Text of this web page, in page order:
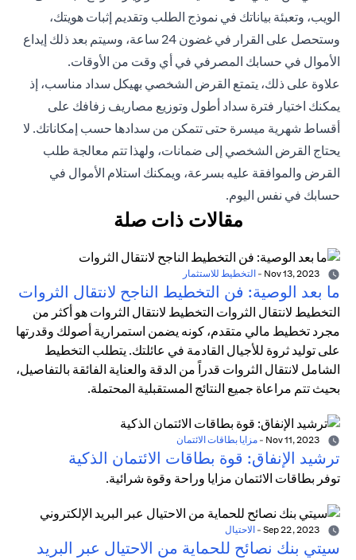
الويب، وتعبئة بياناتك في نموذج الطلب وتقديم إثبات هويتك،
وستحصل على القرار في غضون 24 ساعة، وسيتم بعد ذلك إيداع
الأموال في حسابك المصرفي في أي وقت من الأوقات.
علاوة على ذلك، يتمتع القرض الشخصي بهيكل سداد مناسب، إذ
يمكنك اختيار فترة سداد أطول وتوزيع مصاريف زفافك على
أقساط شهرية ميسرة حتى تتمكن من سدادها حسب إمكاناتك. لا
يحتاج القرض الشخصي إلى ضمانات، ولهذا تتم معالجة طلب
القرض والموافقة عليه بسرعة، ويمكنك استلام الأموال في
حسابك في نفس اليوم.
مقالات ذات صلة
- التخطيط للاستثمار
ما بعد الوصية: فن التخطيط الناجح لانتقال الثروات
التخطيط لانتقال الثروات التخطيط لانتقال الثروات هو أكثر من
مجرد تخطيط مالي متقدم، كونه يضمن استمرارية أصولك وقدرتها
على توليد ثروة للأجيال القادمة في عائلتك. يتطلب التخطيط
الشامل لانتقال الثروات قدراً من الدقة والعناية الفائقة بالتفاصيل،
بحيث تتم مراعاة جميع النتائج المستقبلية المحتملة.
- مزايا بطاقات الائتمان
ترشيد الإنفاق: قوة بطاقات الائتمان الذكية
توفر بطاقات الائتمان مزايا وراحة وقوة شرائية.
- الاحتيال
سيتي بنك نصائح للحماية من الاحتيال عبر البريد